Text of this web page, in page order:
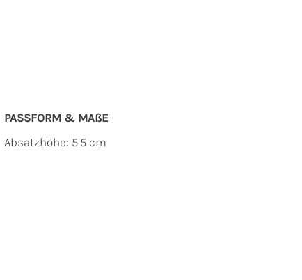
PASSFORM & MAẞE
Absatzhöhe: 5.5 cm